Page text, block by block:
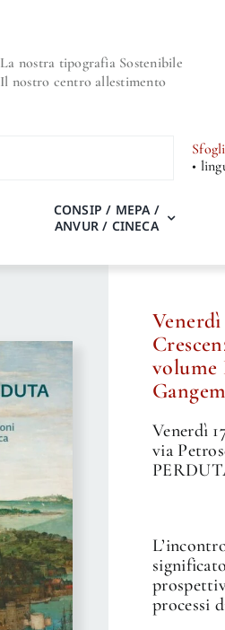
La nostra tipografia Sostenibile
Il nostro centro allestimento
•
CONSIP / MEPA /
ANVUR / CINECA
Venerdì
Venerdì
via
processi